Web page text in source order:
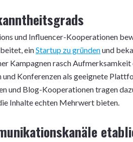
und Influencer-Kooperationen
einStartup zu gründenund
Kampagnen rasch Aufmerksamkeit
Konferenzen als geeignete
und Blog-Kooperationen tragen
Inhalte echten Mehrwert bieten.